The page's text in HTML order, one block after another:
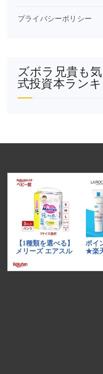
プライバシーポリシー
ズボラ兄貴も
式投資本ラン